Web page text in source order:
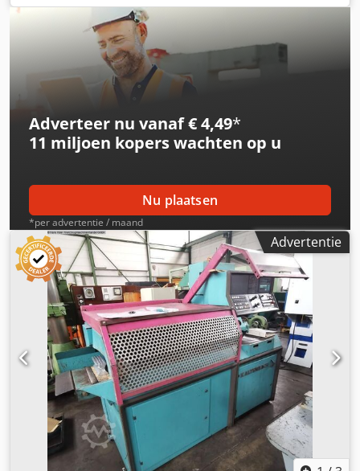
100 mm (rechthoek) Werkhöhe: 925 mm
Zaagbladsnelheden: 17 - 70 omwentelingen per minuut
Totaal vermogensverbruik: 3,0 kW Benodigde ruimte: circa
1,8 x 1,1 x 2,0 m Automatische koudzaagmachine
Crjdpfozlkvdsx Ablef - CNC-besturing - Microsproeisysteem
Adverteer nu vanaf € 4,49*
11 miljoen koperswachten op u
Nu plaatsen
*per advertentie / maand
Advertentie